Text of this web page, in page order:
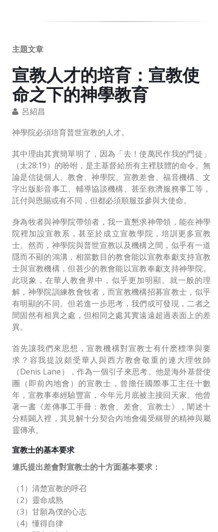
主題文章
宣教人才的培育：宣教使
命之下的神學教育
呂紹昌
神學院必須培育普世宣教的人才。
其中理由其實簡單明了，因為「去！使萬民作我的門徒」
（太28:19）的吩咐，是主基督給所有主裡肢體的命令。無
論是信徒個人、教會、神學院、宣教差會、福音機構、文
字出版影音事工、輔導協談機構、甚至救濟服務事工等，
託付與恩賜或有不同，但都必須順服並參與大使命。
身為牧者與神學院帶領者，我一直懇求神帶領，能在神學
院裡加設宣教系，甚至於成立宣教學院，培訓更多宣教
士。然而，神學院與普世宣教以及機構之間，似乎有一道
隱而不顯的鴻溝，相當數目的教會能以宣教奉獻支持宣教
士與宣教機構，但甚少的教會能以宣教奉獻支持神學院。
此現象，在華人教會界中，似乎更加明顯。就一般的理
解，神學院訓練教會牧者，而宣教機構招募宣教士，似乎
有明顯的不同。但若進一步思考，我們或可發現，二者之
間固然有相異之處，但相同之處其實遠遠超過表面上的差
異。
首先讓我們來思想，宣教機構對宣教士有什麽標準與要
求？容我提說頗受華人與西方教會敬重的連大理牧師
（Denis Lane），作為一個引子來思考。他是海外基督使
團（即前內地會）的宣教士，曾擔任國際事工主任十數
年，宣教事奉經驗豐富，今年元月底被主接回天家。他曾
著一書《差傳事工手冊：教會、差會、宣教士》，闡述十
分精闢入裡，其見解十分契合內地會備受稱譽的精神與屬
靈傳承。
宣教士的基本要求
連氏提出差會對宣教士的十方面基本要求：
（1）清楚宣教的呼召
（2）靈命成熟
（3）甘願為僕的心志
（4）懂得自律